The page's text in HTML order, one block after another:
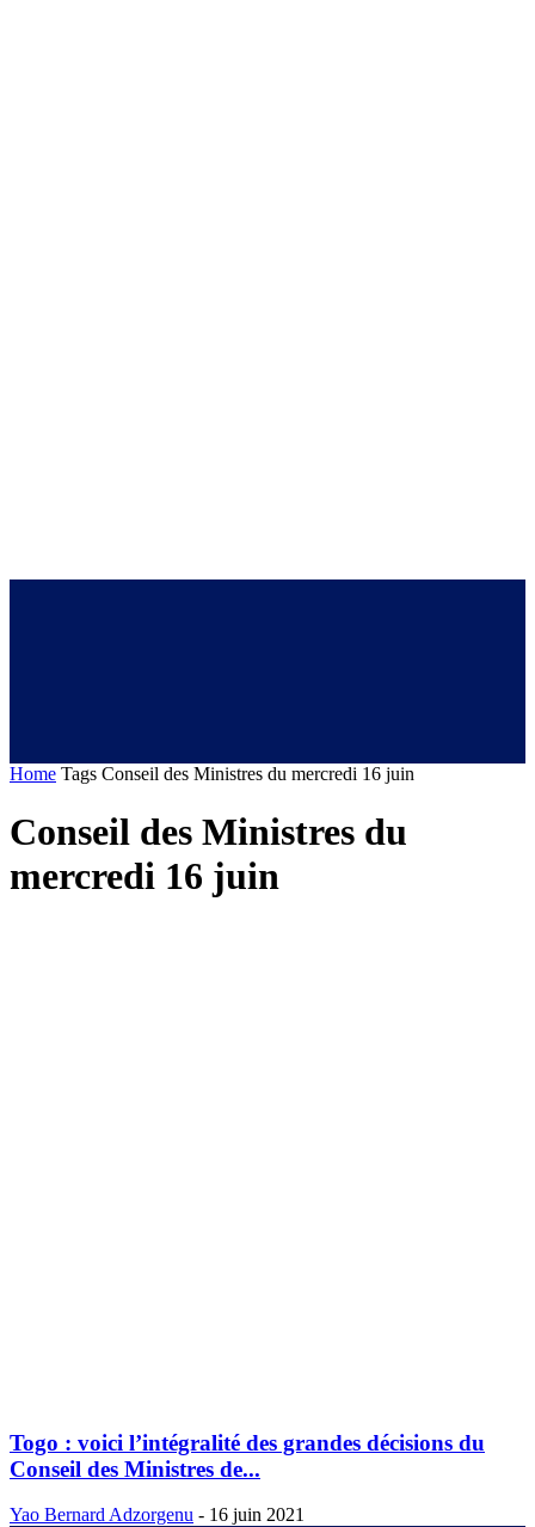
Home Tags Conseil des Ministres du mercredi 16 juin
Conseil des Ministres du
mercredi 16 juin
Togo : voici l’intégralité des grandes décisions du
Conseil des Ministres de...
Yao Bernard Adzorgenu - 16 juin 2021